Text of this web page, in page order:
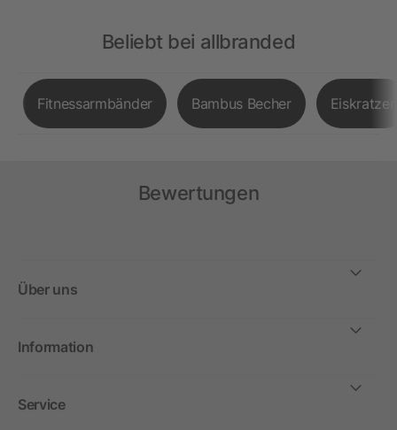
Beliebt bei allbranded
Fitnessarmbänder Bambus Becher Eiskratzer
Bewertungen
Über uns
Information
Service